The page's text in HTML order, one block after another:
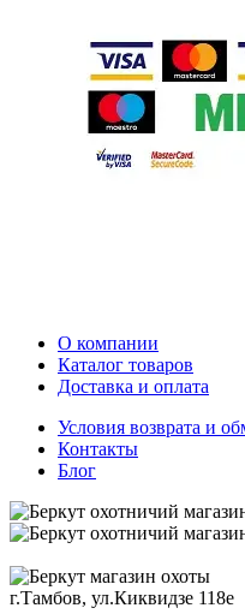
О компании
Каталог товаров
Доставка и оплата
Условия возврата и
Контакты
Блог
г.Тамбов, ул.Киквидзе 118е